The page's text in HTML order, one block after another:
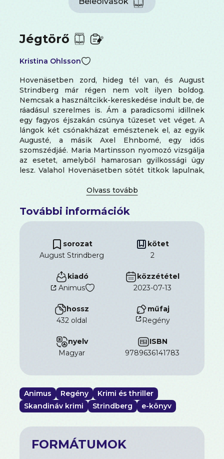
Jégtörő
Kristina Ohlsson
Hovenäsetben zord, hideg tél van, és August
Strindberg már régen nem volt ilyen boldog.
Nemcsak a használtcikk-kereskedése indult be, de
ráadásul szerelmes is. Ám a paradicsomi idillnek
egy fagyos éjszakán csúnya tűzeset vet véget. A
lángok két csónakházat emésztenek el, az egyik
Augusté, a másik Axel Ehnbomé, egy idős
szomszédjáé. Maria Martinsson nyomozó vizsgálja
az esetet, amelyből hamarosan gyilkossági ügy
lesz. Valahol Hovenäsetben sötét titkok lapulnak,
sem August nincs többé biztonságban...
A Viharjelzés folytatása, az August Strindberg-
További információk
sorozat
August Strindberg
kötet
2
kiadó
Animus
közzététel
2023-07-13
hossz
432 oldal
műfaj
Regény
nyelv
magyar
ISBN
9789636141783
Animus Regény
Krimi és thriller
Skandináv krimi
Strindberg e-könyv
FORMÁTUMOK